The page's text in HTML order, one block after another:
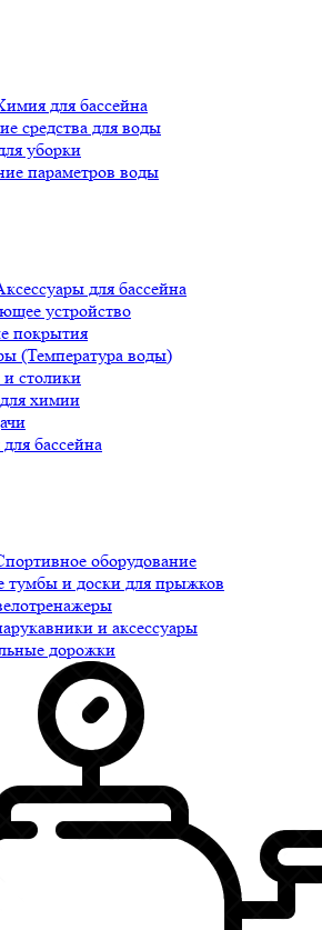
для бассейна
средства для воды
уборки
параметров воды
для бассейна
устройство
покрытия
(Температура воды)
столики
химии
бассейна
оборудование
тумбы и доски для прыжков
и аксессуары
дорожки